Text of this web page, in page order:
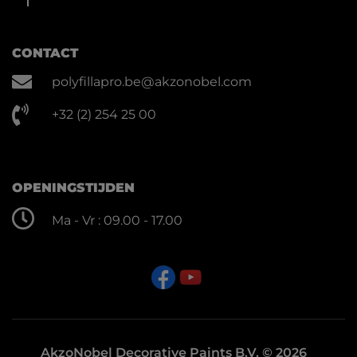
CONTACT
polyfillapro.be@akzonobel.com
+32 (2) 254 25 00
OPENINGSTIJDEN
Ma - Vr : 09.00 - 17.00
AkzoNobel Decorative Paints B.V. © 2026